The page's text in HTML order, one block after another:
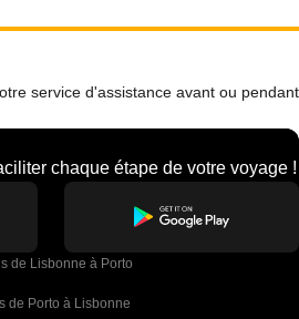
service d'assistance avant ou pendant
chaque étape de votre voyage !
de Lisbonne à Porto
de Porto à Lisbonne